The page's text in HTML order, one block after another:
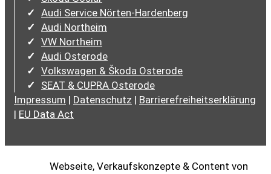
Audi Service Nörten-Hardenberg
Audi Northeim
VW Northeim
Audi Osterode
Volkswagen & Škoda Osterode
SEAT & CUPRA Osterode
Impressum | Datenschutz | Barrierefreiheitserklärung
| EU Data Act
Webseite, Verkaufskonzepte & Content von